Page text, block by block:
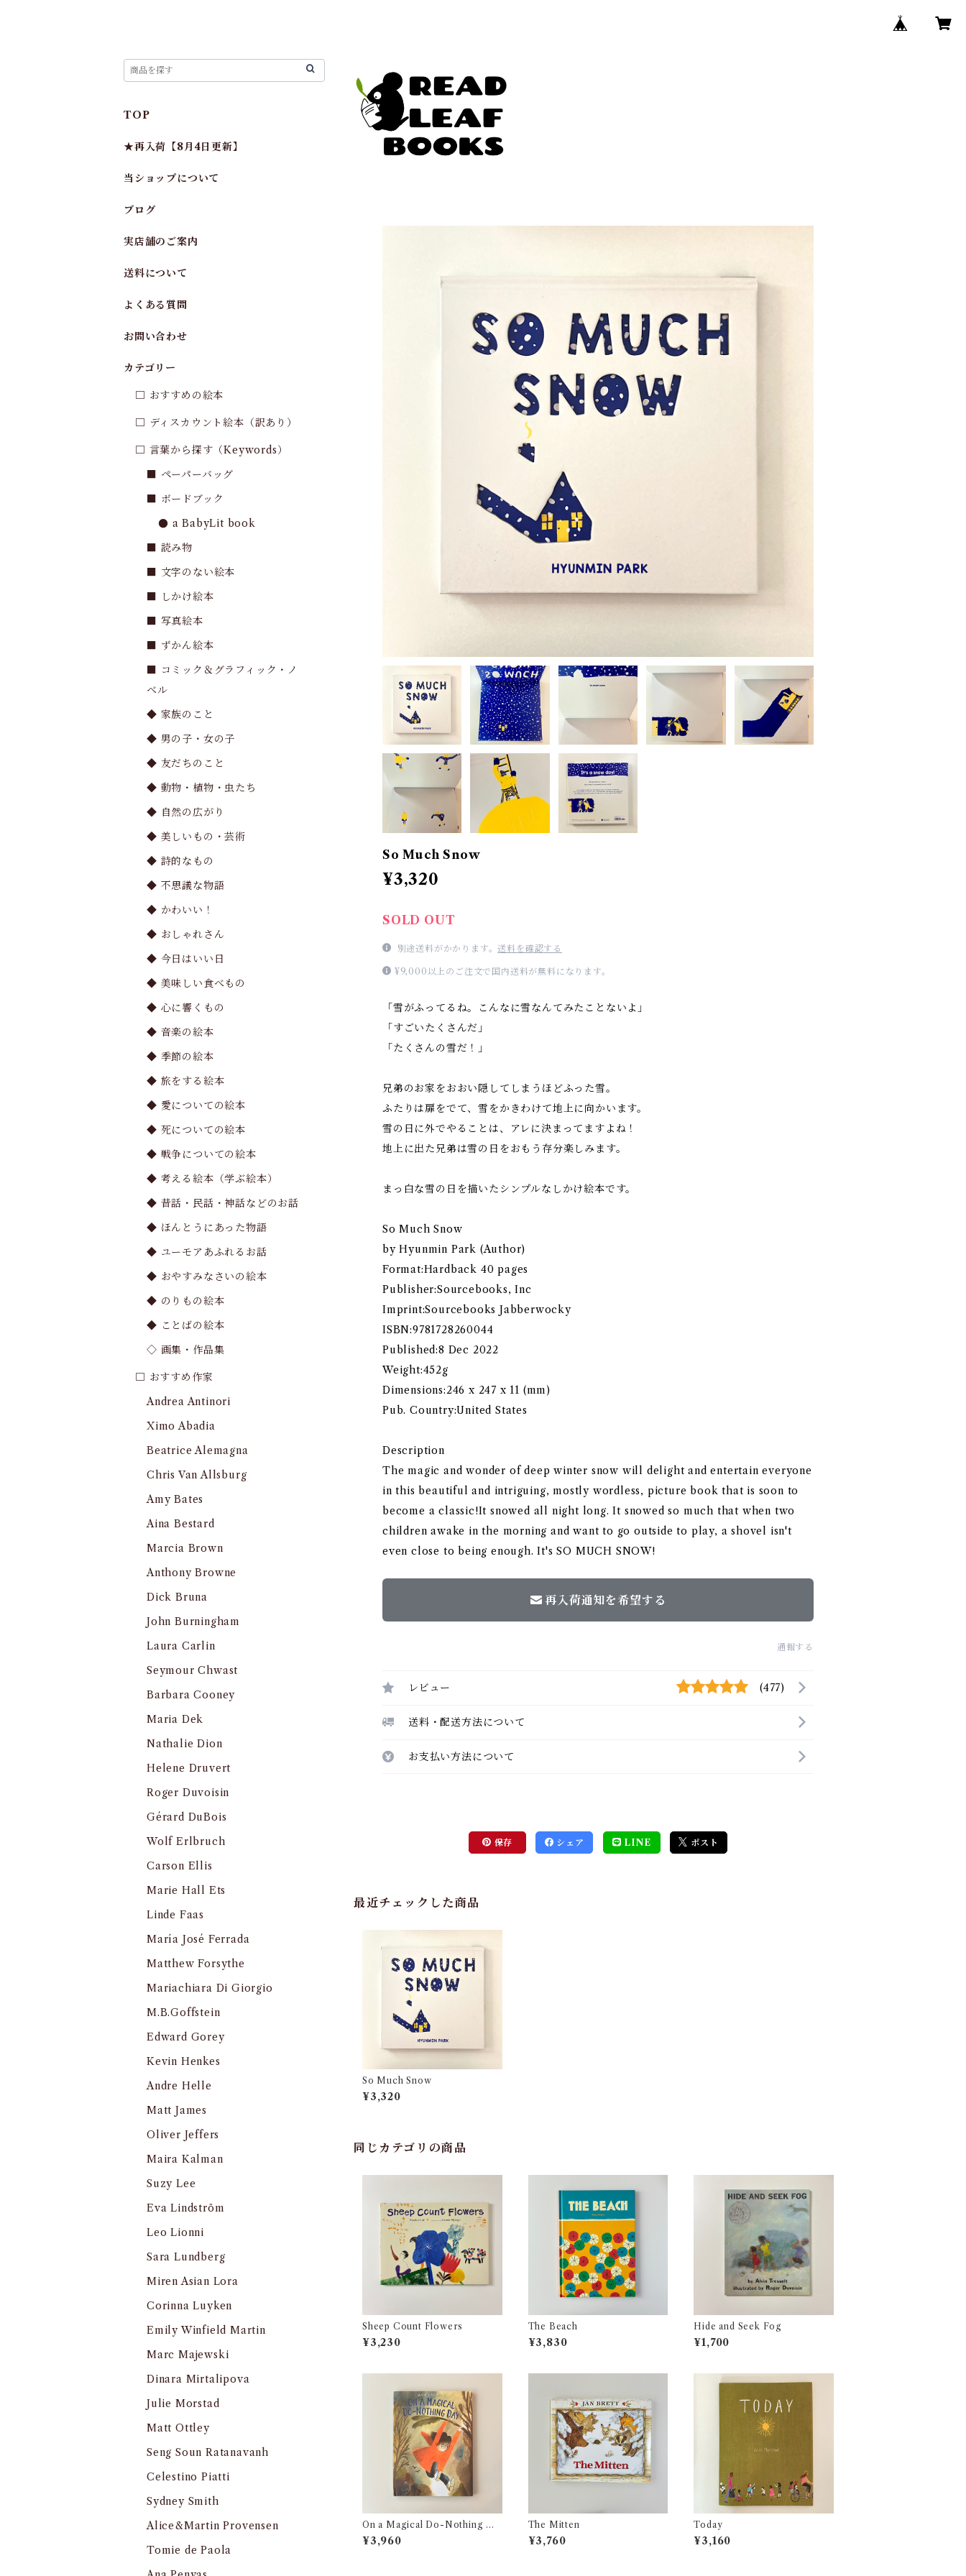
So Much Snow
¥3,320
SOLD OUT
別途送料がかかります。送料を確認する
¥9,000以上のご注文で国内送料が無料になります。
「雪がふってるね。こんなに雪なんてみたことないよ」
「すごいたくさんだ」
「たくさんの雪だ！」
兄弟のお家をおおい隠してしまうほどふった雪。
ふたりは扉をでて、雪をかきわけて地上に向かいます。
雪の日に外でやることは、アレに決まってますよね！
地上に出た兄弟は雪の日をおもう存分楽しみます。
まっ白な雪の日を描いたシンプルなしかけ絵本です。
So Much Snow
by Hyunmin Park (Author)
Format:Hardback 40 pages
Publisher:Sourcebooks, Inc
Imprint:Sourcebooks Jabberwocky
ISBN:9781728260044
Published:8 Dec 2022
Weight:452g
Dimensions:246 x 247 x 11 (mm)
Pub. Country:United States
Description
The magic and wonder of deep winter snow will delight and entertain everyone
in this beautiful and intriguing, mostly wordless, picture book that is soon to
become a classic!It snowed all night long. It snowed so much that when two
children awake in the morning and want to go outside to play, a shovel isn't
even close to being enough. It's SO MUCH SNOW!
再入荷通知を希望する
通報する
レビュー (477)
送料・配送方法について
お支払い方法について
保存 シェア LINE ポスト
最近チェックした商品
So Much Snow
¥3,320
同じカテゴリの商品
Sheep Count Flowers
¥3,230
The Beach
¥3,830
Hide and Seek Fog
¥1,700
On a Magical Do-Nothing Da
y
¥3,960
The Mitten
¥3,760
Today
¥3,160
TOP
★再入荷【8月4日更新】
当ショップについて
ブログ
実店舗のご案内
送料について
よくある質問
お問い合わせ
カテゴリー
□ おすすめの絵本
□ ディスカウント絵本（訳あり）
□ 言葉から探す（Keywords）
■ ペーパーバッグ
■ ボードブック
● a BabyLit book
■ 読み物
■ 文字のない絵本
■ しかけ絵本
■ 写真絵本
■ ずかん絵本
■ コミック＆グラフィック・ノ
ベル
◆ 家族のこと
◆ 男の子・女の子
◆ 友だちのこと
◆ 動物・植物・虫たち
◆ 自然の広がり
◆ 美しいもの・芸術
◆ 詩的なもの
◆ 不思議な物語
◆ かわいい！
◆ おしゃれさん
◆ 今日はいい日
◆ 美味しい食べもの
◆ 心に響くもの
◆ 音楽の絵本
◆ 季節の絵本
◆ 旅をする絵本
◆ 愛についての絵本
◆ 死についての絵本
◆ 戦争についての絵本
◆ 考える絵本（学ぶ絵本）
◆ 昔話・民話・神話などのお話
◆ ほんとうにあった物語
◆ ユーモアあふれるお話
◆ おやすみなさいの絵本
◆ のりもの絵本
◆ ことばの絵本
◇ 画集・作品集
□ おすすめ作家
Andrea Antinori
Ximo Abadia
Beatrice Alemagna
Chris Van Allsburg
Amy Bates
Aina Bestard
Marcia Brown
Anthony Browne
Dick Bruna
John Burningham
Laura Carlin
Seymour Chwast
Barbara Cooney
Maria Dek
Nathalie Dion
Helene Druvert
Roger Duvoisin
Gérard DuBois
Wolf Erlbruch
Carson Ellis
Marie Hall Ets
Linde Faas
María José Ferrada
Matthew Forsythe
Mariachiara Di Giorgio
M.B.Goffstein
Edward Gorey
Kevin Henkes
Andre Helle
Matt James
Oliver Jeffers
Maira Kalman
Suzy Lee
Eva Lindström
Leo Lionni
Sara Lundberg
Miren Asian Lora
Corinna Luyken
Emily Winfield Martin
Marc Majewski
Dinara Mirtalipova
Julie Morstad
Matt Ottley
Seng Soun Ratanavanh
Celestino Piatti
Sydney Smith
Alice&Martin Provensen
Tomie de Paola